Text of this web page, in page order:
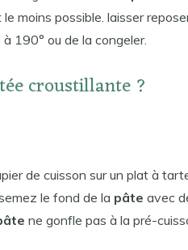
moins possible. laisser
190° ou de la congeler.
croustillante ?
de cuisson sur un plat à
le fond de la pâte avec
ne gonfle pas à la pré-